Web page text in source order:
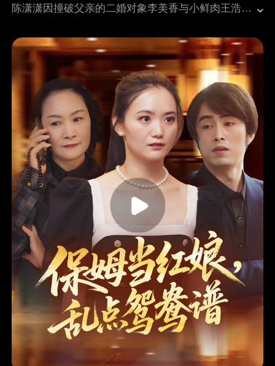
陈潇潇因撞破父亲的二婚对象李美香与小鲜肉王浩晨偷情被两人害死，而后重生回李美香与父亲陈大路结婚当天。这一世，她设局引陈大路捉奸李美香，利用他超雄的性格脾气为自己报仇雪恨，令众人自食恶果，夺回属于自己的一切，出国展开新生活。